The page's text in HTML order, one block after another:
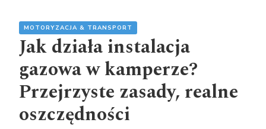
MOTORYZACJA & TRANSPORT
Jak działa instalacja
gazowa w kamperze?
Przejrzyste zasady, realne
oszczędności